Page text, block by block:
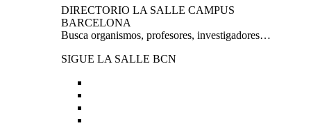
DIRECTORIO LA SALLE CAMPUS
BARCELONA
Busca organismos, profesores, investigadores…
SIGUE LA SALLE BCN